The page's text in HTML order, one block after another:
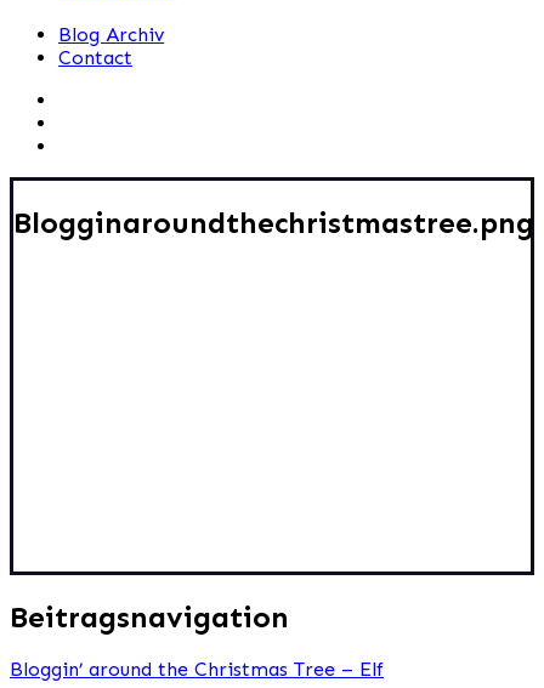
Blog Archiv
Contact
Blogginaroundthechristmastree.png
Beitragsnavigation
Bloggin’ around the Christmas Tree – Elf